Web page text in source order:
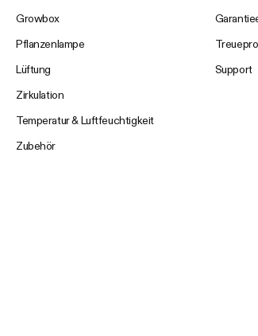
Growbox
Pflanzenlampe
Lüftung
Zirkulation
Temperatur & Luftfeuchtigkeit
Zubehör
Support